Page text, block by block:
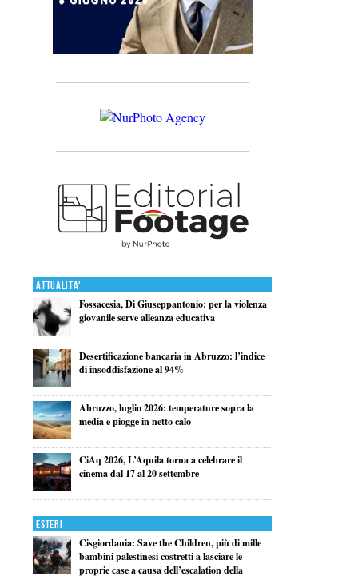
Attualita'
Fossacesia, Di Giuseppantonio: per la violenza
giovanile serve alleanza educativa
Desertificazione bancaria in Abruzzo: l’indice
di insoddisfazione al 94%
Abruzzo, luglio 2026: temperature sopra la
media e piogge in netto calo
CiAq 2026, L’Aquila torna a celebrare il
cinema dal 17 al 20 settembre
Esteri
Cisgiordania: Save the Children, più di mille
bambini palestinesi costretti a lasciare le
proprie case a causa dell’escalation della